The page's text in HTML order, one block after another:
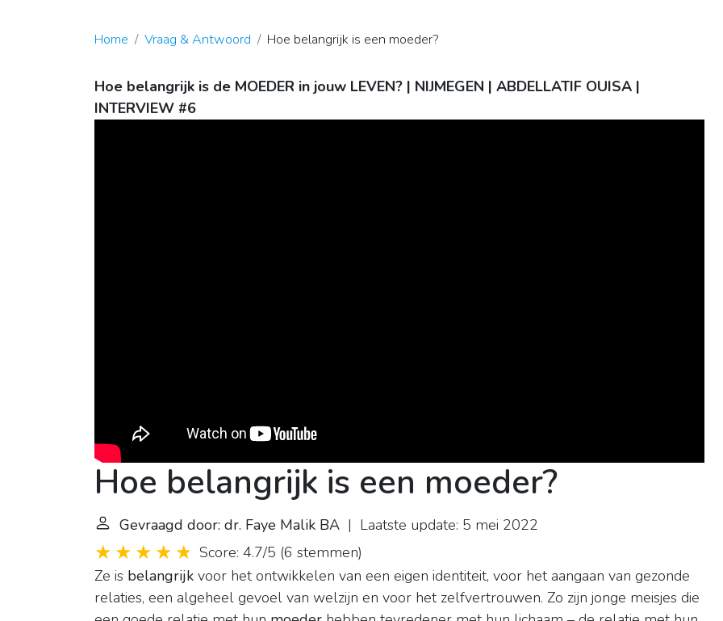
Home Vraag & Antwoord Hoe belangrijk is een moeder?
Hoe belangrijk is de MOEDER in jouw LEVEN? | NIJMEGEN | ABDELLATIF OUISA |
INTERVIEW #6
Hoe belangrijk is een moeder?
Gevraagd door: dr. Faye Malik BA | Laatste update: 5 mei 2022
Score: 4.7/5 (6 stemmen)
Ze is belangrijk voor het ontwikkelen van een eigen identiteit, voor het aangaan van gezonde
relaties, een algeheel gevoel van welzijn en voor het zelfvertrouwen. Zo zijn jonge meisjes die